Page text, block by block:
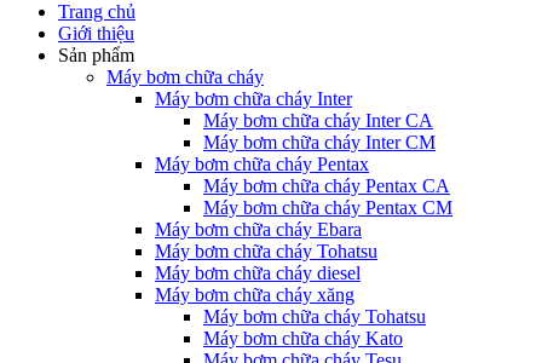
Trang chủ
Giới thiệu
Sản phẩm
Máy bơm chữa cháy
Máy bơm chữa cháy Inter
Máy bơm chữa cháy Inter CA
Máy bơm chữa cháy Inter CM
Máy bơm chữa cháy Pentax
Máy bơm chữa cháy Pentax CA
Máy bơm chữa cháy Pentax CM
Máy bơm chữa cháy Ebara
Máy bơm chữa cháy Tohatsu
Máy bơm chữa cháy diesel
Máy bơm chữa cháy xăng
Máy bơm chữa cháy Tohatsu
Máy bơm chữa cháy Kato